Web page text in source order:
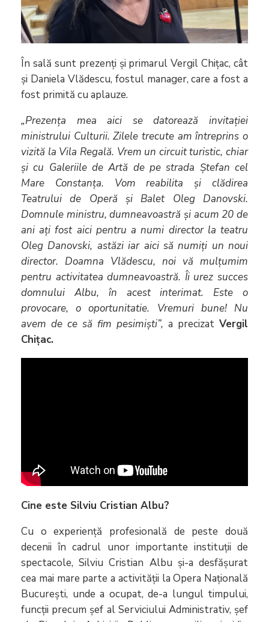
În sală sunt prezenți și primarul Vergil Chițac, cât
și Daniela Vlădescu, fostul manager, care a fost a
fost primită cu aplauze.
„Prezența mea aici se datorează invitației
ministrului Culturii. Zilele trecute am întreprins o
vizită la Vila Regală. Vrem un circuit turistic, chiar
și cu Galeriile de Artă de pe strada Ștefan cel
Mare Constanța. Vom reabilita și clădirea
Teatrului de Operă și Balet Oleg Danovski.
Domnule ministru, dumneavoastră și acum 20 de
ani ați fost aici pentru a numi director la teatru
Oleg Danovski, astăzi iar aici să numiți un noui
director. Doamna Vlădescu, noi vă mulțumim
pentru activitatea dumneavoastră. Îi urez succes
domnului Albu, în acest interimat. Este o
provocare, o oportunitatie. Vremuri bune! Nu
avem de ce să fim pesimiști”, a precizat Vergil
Chițac.
Cine este Silviu Cristian Albu?
Cu o experiență profesională de peste două
decenii în cadrul unor importante instituții de
spectacole, Silviu Cristian Albu și-a desfășurat
cea mai mare parte a activității la Opera Națională
București, unde a ocupat, de-a lungul timpului,
funcții precum șef al Serviciului Administrativ, șef